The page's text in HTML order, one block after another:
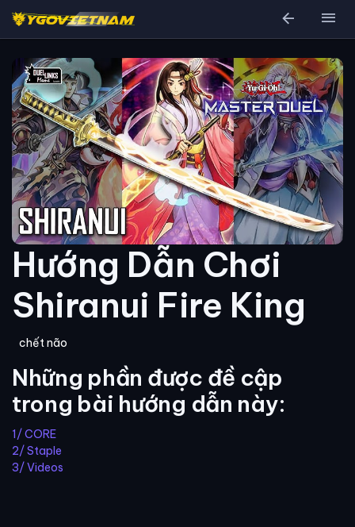
arrow_back menu
Hướng Dẫn Chơi
Shiranui Fire King
chết não
Những phần được đề cập
trong bài hướng dẫn này:
1/ CORE
2/ Staple
3/ Videos